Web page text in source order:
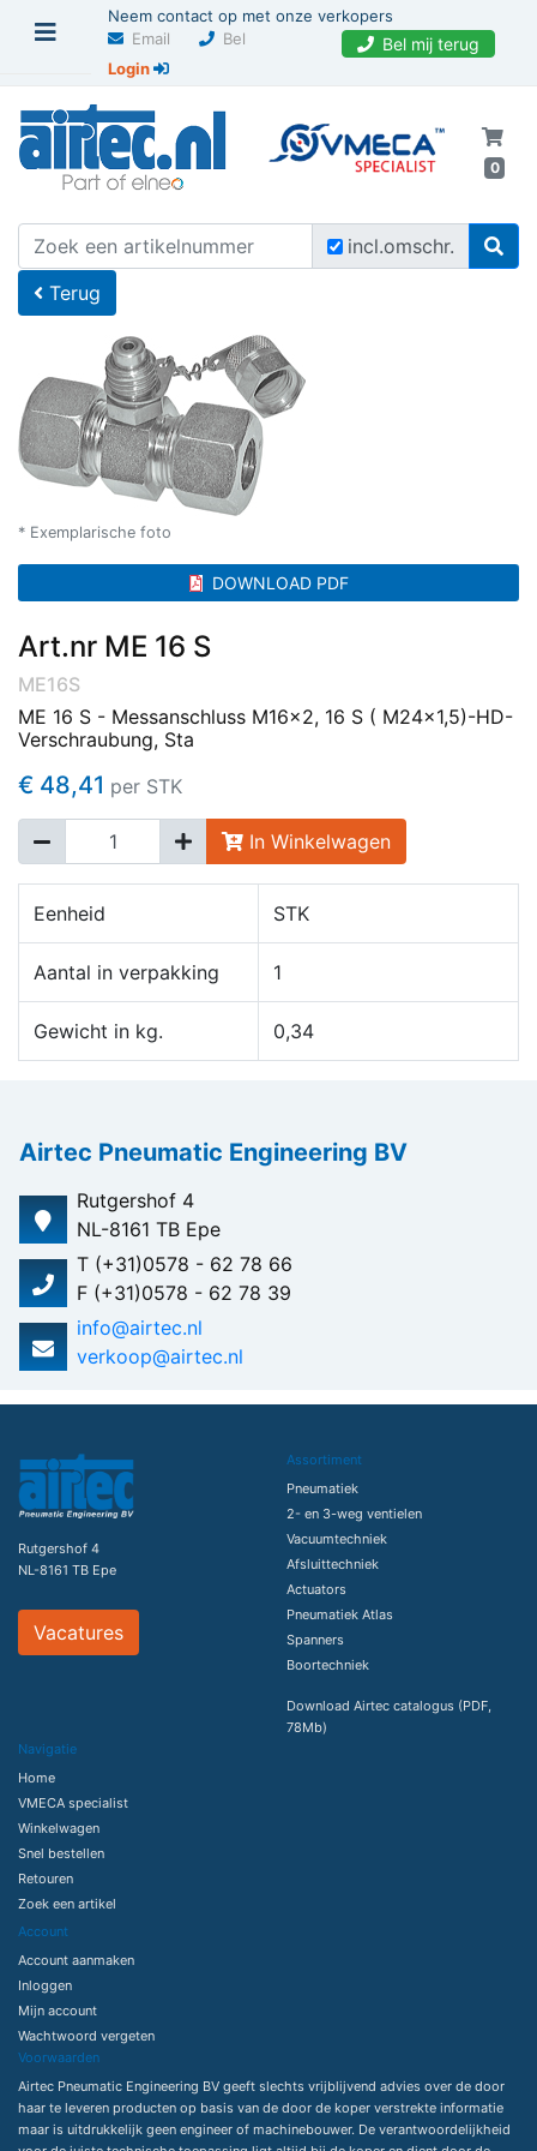
Neem contact op met onze verkopers
Email
Bel Bel mij terug
Login
0
incl.omschr.
U bevindt zich hier Home
Terug
* Exemplarische foto
DOWNLOAD PDF
Art.nr ME 16 S
ME16S
ME 16 S - Messanschluss M16x2, 16 S ( M24x1,5)-HD-
Verschraubung, Sta
€ 48,41 per STK
In Winkelwagen
Eenheid STK
Aantal in verpakking 1
Gewicht in kg. 0,34
Airtec Pneumatic Engineering BV
Rutgershof 4
NL-8161 TB Epe
T (+31)0578 - 62 78 66
F (+31)0578 - 62 78 39
info@airtec.nl
verkoop@airtec.nl
Rutgershof 4
NL-8161 TB Epe
Vacatures
Assortiment
Pneumatiek
2- en 3-weg ventielen
Vacuumtechniek
Afsluittechniek
Actuators
Pneumatiek Atlas
Spanners
Boortechniek
Download Airtec catalogus (PDF,
78Mb)
Navigatie
Home
VMECA specialist
Winkelwagen
Snel bestellen
Retouren
Zoek een artikel
Account
Account aanmaken
Inloggen
Mijn account
Wachtwoord vergeten
Voorwaarden
Airtec Pneumatic Engineering BV geeft slechts vrijblijvend advies over de door
haar te leveren producten op basis van de door de koper verstrekte informatie
maar is uitdrukkelijk geen engineer of machinebouwer. De verantwoordelijkheid